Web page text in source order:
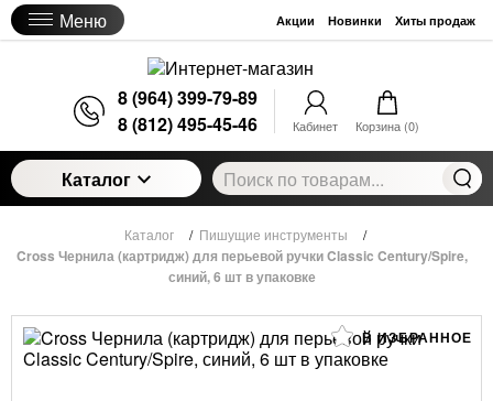
Меню Акции Новинки Хиты продаж
8 (964) 399-79-89
8 (812) 495-45-46
Кабинет Корзина (0)
Каталог
Каталог / Пишущие инструменты /
Cross Чернила (картридж) для перьевой ручки Classic Century/Spire,
синий, 6 шт в упаковке
В ИЗБРАННОЕ